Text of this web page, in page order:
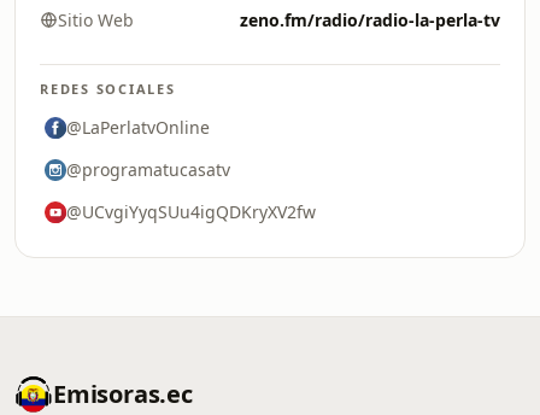
Sitio Web zeno.fm/radio/radio-la-perla-tv
REDES SOCIALES
@LaPerlatvOnline
@programatucasatv
@UCvgiYyqSUu4igQDKryXV2fw
Emisoras.ec